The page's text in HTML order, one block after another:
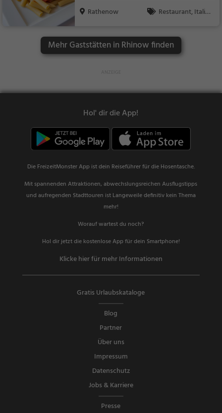
Rathenow
Restaurant, Italie
ch, Mittagessen, Abe
ndessen, Vegetarisc
h, Mediterran
Mehr Gaststätten in Rhinow finden
Hol' dir die App!
Die FreizeitMonster App ist dein Reiseführer für die Hosentasche.
Mit spannenden Attraktionen, abwechslungsreichen Ausflugstipps
und aufregenden Stadttouren ist Langeweile definitiv kein Thema
mehr!
Worauf wartest du noch?
Hol dir jetzt die kostenlose App für dein Smartphone!
Klicke hier für mehr Informationen
Gratis Urlaubskataloge
Blog
Partner
Über uns
Impressum
Datenschutz
Jobs & Karriere
Presse